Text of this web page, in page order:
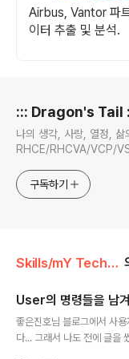
서비스 제공
Airbus, Vantor 파
이터 추출 및 분석.
::: Dragon's Tail
나의 생각, 사랑, 열정, 삶
RHCE/RHCVA/VCP/
구독하기
Skills/mY Technutz
User의 명령들을 남
좋은진호님 블로그에서 사
다... 그래서 나도 전에 글을